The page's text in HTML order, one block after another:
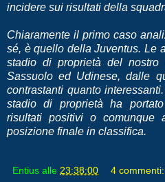
incidere sui risultati della
Chiaramente il primo caso
sé, è quello della Juventus. Le
stadio di proprietà del nostro
Sassuolo ed Udinese, dalle
contrastanti quanto
stadio di proprietà ha
risultati positivi o comunque
posizione finale in classifica.
Entius alle 23:38:00 4 commenti: